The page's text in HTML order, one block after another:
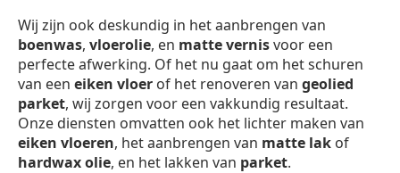
Wij zijn ook deskundig in het aanbrengen van
boenwas, vloerolie, en matte vernisvoor een
perfecte afwerking. Of het nu gaat om het schuren
van een eiken vloer of het renoveren van geolied
parket, wij zorgen voor een vakkundig resultaat.
Onze diensten omvatten ook het lichter maken van
eiken vloeren, het aanbrengen van matte lak of
hardwax olie, en het lakken van parket.